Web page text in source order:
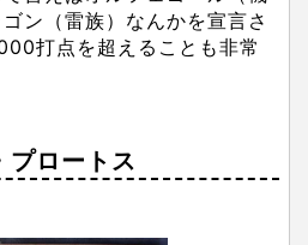
ン（雷族）なんかを宣言さ
打点を超えることも非常
プロートス